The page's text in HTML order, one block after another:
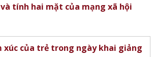
tính hai mặt của mạng xã hội
xúc của trẻ trong ngày khai giảng